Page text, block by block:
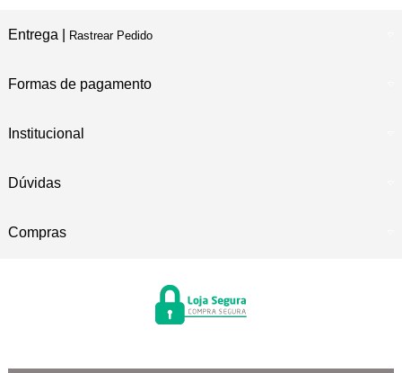
Entrega | Rastrear Pedido
Formas de pagamento
Institucional
Dúvidas
Compras